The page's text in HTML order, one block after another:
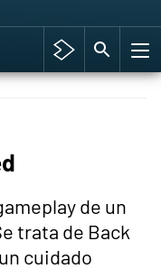
La Era del Cataclismo
de un
trata de Back
cuidado